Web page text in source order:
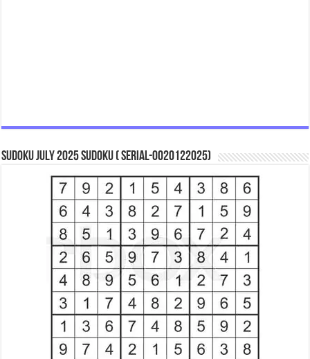
Sudoku July 2025 Sudoku ( Serial-0020122025)